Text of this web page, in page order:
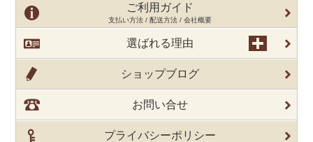
ご利用ガイド
支払い方法 / 配送方法 / 会社概要
選ばれる理由
ショップブログ
お問い合せ
プライバシーポリシー